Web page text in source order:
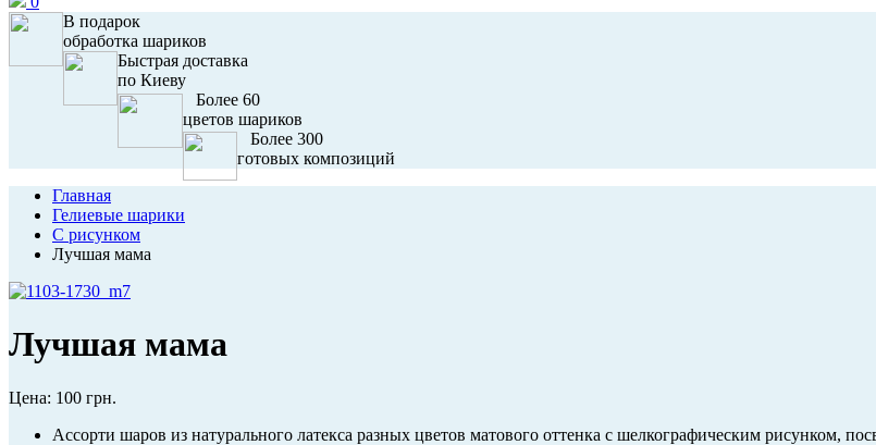
В подарок
обработка шариков
Быстрая доставка
по Киеву
Более 60
цветов шариков
Более 300
готовых композиций
Главная
Гелиевые шарики
С рисунком
Лучшая мама
Лучшая мама
Цена: 100 грн.
Ассорти шаров из натурального латекса разных цветов матового оттенка с шелкографическим